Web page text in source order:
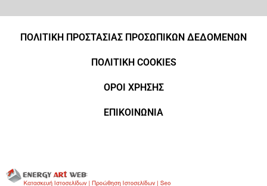
ΠΟΛΙΤΙΚΗ ΠΡΟΣΤΑΣΙΑΣ ΠΡΟΣΩΠΙΚΩΝ ΔΕΔΟΜΕΝΩΝ
ΠΟΛΙΤΙΚΗ COOKIES
ΟΡΟΙ ΧΡΗΣΗΣ
ΕΠΙΚΟΙΝΩΝΙΑ